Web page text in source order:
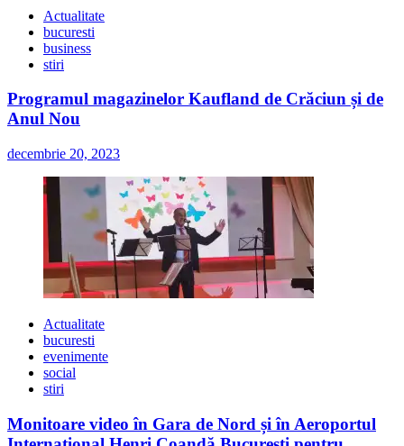
Actualitate
bucuresti
business
stiri
Programul magazinelor Kaufland de Crăciun și de
Anul Nou
decembrie 20, 2023
Actualitate
bucuresti
evenimente
social
stiri
Monitoare video în Gara de Nord și în Aeroportul